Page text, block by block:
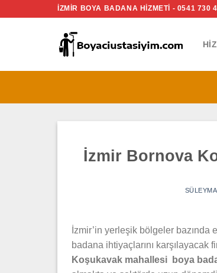
İZMİR BOYA BADANA HİZMETİ - 0541 730
İzmir Bornova
İzmir’in yerleşik bölgeler
badana ihtiyaçlarını karşılayacak
Koşukavak mahallesi boya